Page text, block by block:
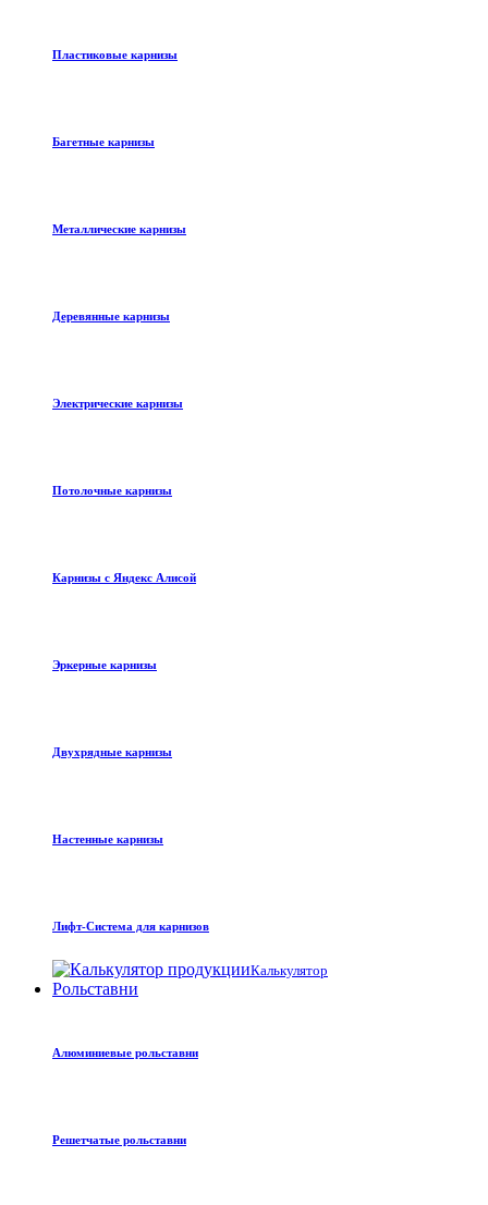
Пластиковые карнизы
Багетные карнизы
Металлические карнизы
Деревянные карнизы
Электрические карнизы
Потолочные карнизы
Карнизы с Яндекс Алисой
Эркерные карнизы
Двухрядные карнизы
Настенные карнизы
Лифт-Система для карнизов
Калькулятор
Рольставни
Алюминиевые рольставни
Решетчатые рольставни